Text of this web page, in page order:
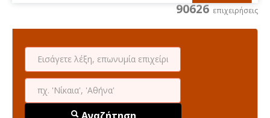
90626 επιχειρήσεις